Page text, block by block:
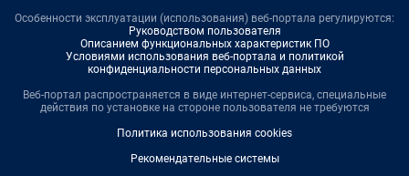
Особенности эксплуатации (использования) веб-портала регулируются:
Руководством пользователя
Описанием функциональных характеристик ПО
Условиями использования веб-портала и политикой
конфиденциальности персональных данных
Веб-портал распространяется в виде интернет-сервиса, специальные
действия по установке на стороне пользователя не требуются
Политика использования cookies
Рекомендательные системы